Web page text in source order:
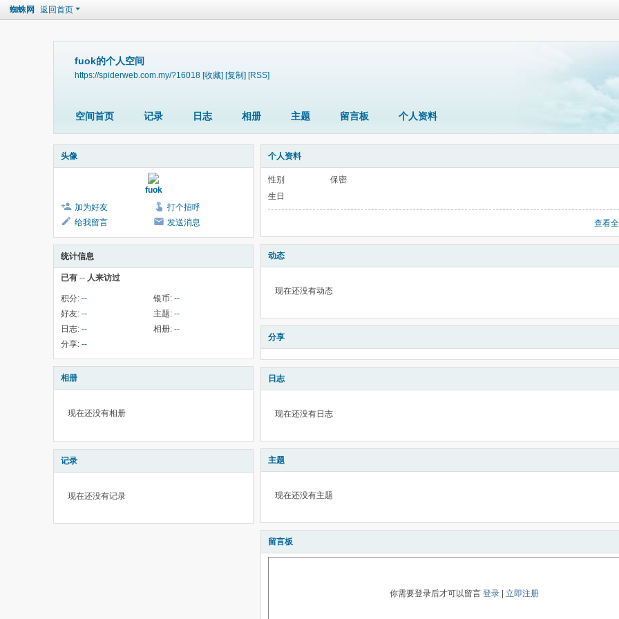
蜘蛛网 返回首页
fuok的个人空间
https://spiderweb.com.my/?16018 [收藏] [复制] [RSS]
空间首页 记录 日志 相册 主题 留言板 个人资料
头像
fuok
加为好友
打个招呼
给我留言
发送消息
统计信息
已有 -- 人来访过
积分: -- 银币: --
好友: -- 主题: --
日志: -- 相册: --
分享: --
相册
现在还没有相册
记录
现在还没有记录
个人资料
性别
保密
生日
查看
动态
现在还没有动态
分享
日志
现在还没有日志
主题
现在还没有主题
留言板
你需要登录后才可以留言 登录 立即注册